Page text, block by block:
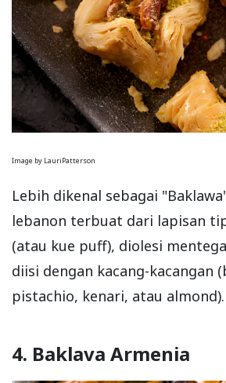
Image by LauriPatterson
Lebih dikenal sebagai
lebanon terbuat dari lapisan
(atau kue puff), diolesi
diisi dengan kacang-kacangan
pistachio, kenari, atau almond).
4. Baklava Armenia